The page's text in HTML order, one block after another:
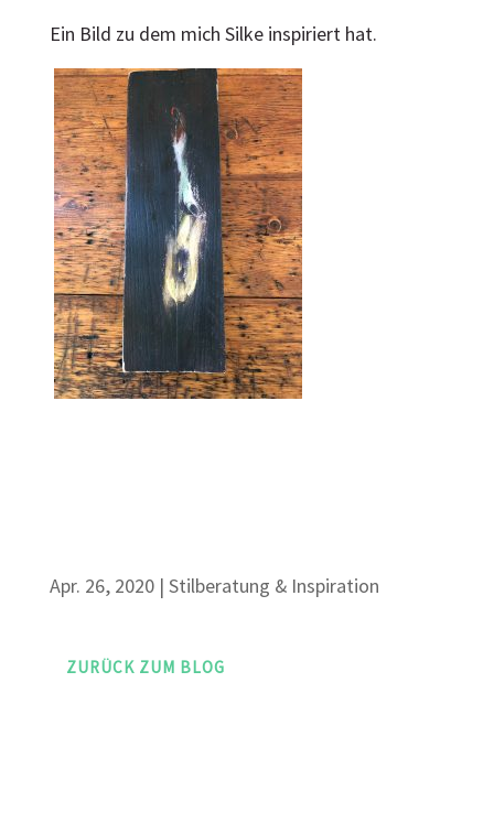
Ein Bild zu dem mich Silke inspiriert hat.
Apr. 26, 2020| Stilberatung & Inspiration
ZURÜCK ZUM BLOG